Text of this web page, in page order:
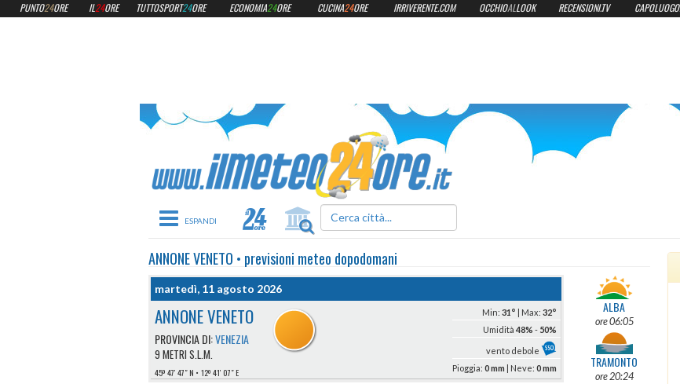
ilmeteo24ore.it
Toggle navigation
ANNONE VENETO • previsioni meteo dopodomani
martedì, 11 agosto 2026
ANNONE VENETO
PROVINCIA DI:VENEZIA
9 METRI S.L.M.
45º 47′ 47″ N 12º 41′ 07″ E
Min:31° | Max:32°
Umidità48%- 50%
vento debole
Pioggia:0 mm | Neve:0 mm
ALBA
ore 06:05
TRAMONTO
ore 20:24
PUNTO24ORE IL24ORE TUTTOSPORT24ORE ECONOMIA24ORE CUCINA24ORE IRRIVERENTE.COM OCCHIOALLOOK RECENSIONI.TV